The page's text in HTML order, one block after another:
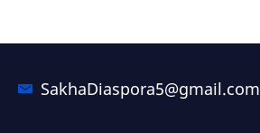
SakhaDiaspora5@gmail.com